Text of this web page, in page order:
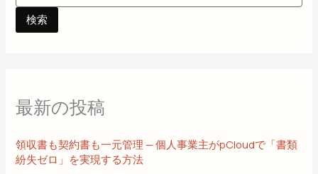
検索
最新の投稿
領収書も契約書も一元管理 — 個人事業主がpCloudで「書類
紛失ゼロ」を実現する方法